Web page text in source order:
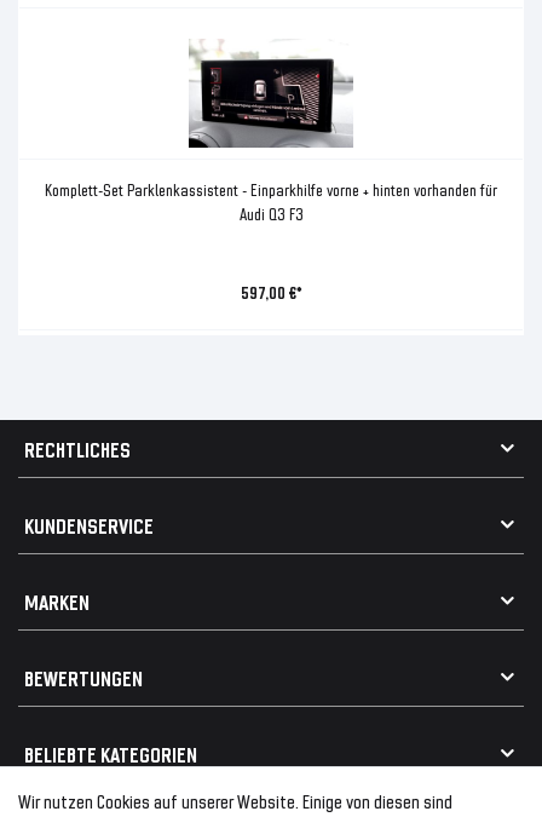
Komplett-Set Parklenkassistent - Einparkhilfe vorne + hinten vorhanden für
Audi Q3 F3
597,00 €*
Wir nutzen Cookies auf unserer Website. Einige von diesen sind
RECHTLICHES
Widerrufsrecht
Vertrag widerrufen
Elektro- / Altteilentsorgung
KUNDENSERVICE
MARKEN
Geeignet für Mercedes
Geeignet für Audi
BEWERTUNGEN
BELIEBTE KATEGORIEN